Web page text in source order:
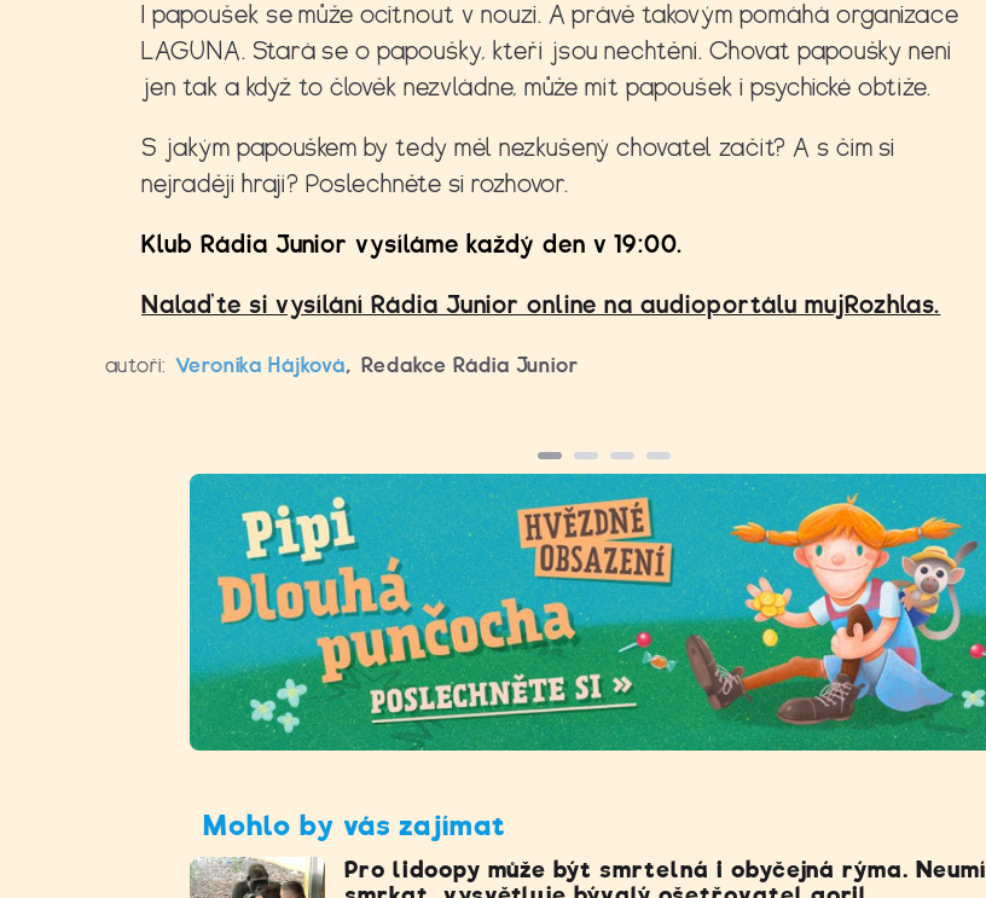
I papoušek se může ocitnout v nouzi. A právě takovým pomáhá organizace
LAGUNA. Stará se o papoušky, kteří jsou nechtění. Chovat papoušky není
jen tak a když to člověk nezvládne, může mít papoušek i psychické obtíže.
S jakým papouškem by tedy měl nezkušený chovatel začít? A s čím si
nejraději hrají? Poslechněte si rozhovor.
Klub Rádia Junior vysíláme každý den v 19:00.
Nalaďte si vysílání Rádia Junior online na audioportálu mujRozhlas.
autoři: Veronika Hájková, Redakce Rádia Junior
Mohlo by vás zajímat
Pro lidoopy může být smrtelná i obyčejná rýma. Neumí